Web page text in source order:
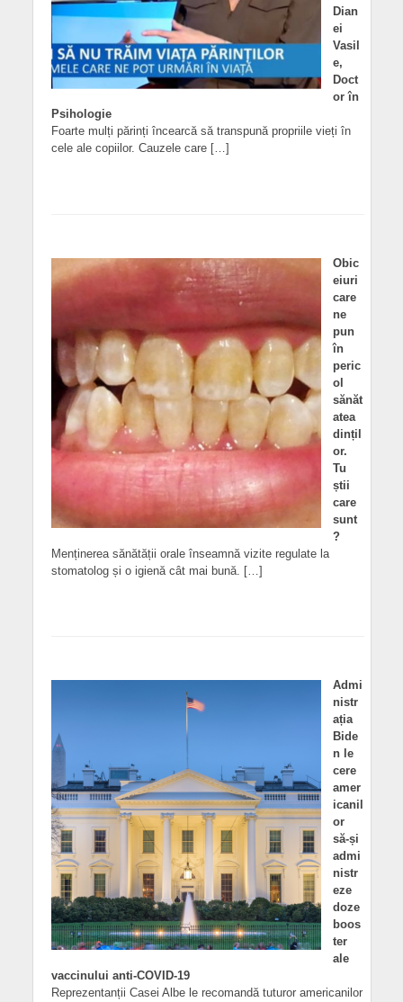
Dian
ei
Vasil
e,
Doct
or în
Psihologie
Foarte mulți părinți încearcă să transpună propriile vieți în
cele ale copiilor. Cauzele care […]
Obic
eiuri
care
ne
pun
în
peric
ol
sănăt
atea
dințil
or.
Tu
știi
care
sunt
?
Menținerea sănătății orale înseamnă vizite regulate la
stomatolog și o igienă cât mai bună. […]
Admi
nistr
ația
Bide
n le
cere
amer
icanil
or
să-și
admi
nistr
eze
doze
boos
ter
ale
vaccinului anti-COVID-19
Reprezentanții Casei Albe le recomandă tuturor americanilor